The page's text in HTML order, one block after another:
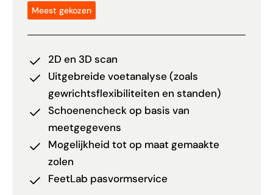
Meest gekozen
2D en 3D scan
Uitgebreide voetanalyse (zoals
gewrichtsflexibiliteiten en standen)
Schoenencheck op basis van
meetgegevens
Mogelijkheid tot op maat gemaakte
zolen
FeetLab pasvormservice